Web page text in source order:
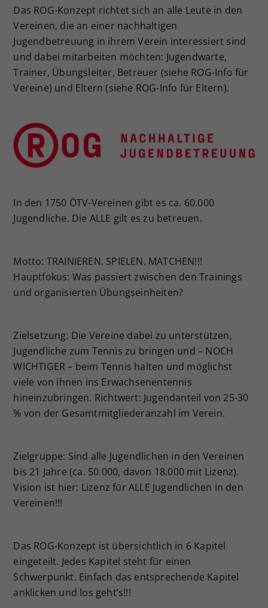
Das ROG-Konzept richtet sich an alle Leute in den
Vereinen, die an einer nachhaltigen
Jugendbetreuung in ihrem Verein interessiert sind
und dabei mitarbeiten möchten: Jugendwarte,
Trainer, Übungsleiter, Betreuer (siehe ROG-Info für
Vereine) und Eltern (siehe ROG-Info für Eltern).
In den 1750 ÖTV-Vereinen gibt es ca. 60.000
Jugendliche. Die ALLE gilt es zu betreuen.
Motto: TRAINIEREN. SPIELEN. MATCHEN!!!
Hauptfokus: Was passiert zwischen den Trainings
und organisierten Übungseinheiten?
Zielsetzung: Die Vereine dabei zu unterstützen,
Jugendliche zum Tennis zu bringen und – NOCH
WICHTIGER – beim Tennis halten und möglichst
viele von ihnen ins Erwachsenentennis
hineinzubringen. Richtwert: Jugendanteil von 25-30
% von der Gesamtmitgliederanzahl im Verein.
Zielgruppe: Sind alle Jugendlichen in den Vereinen
bis 21 Jahre (ca. 50.000, davon 18.000 mit Lizenz).
Vision ist hier: Lizenz für ALLE Jugendlichen in den
Vereinen!!!
Das ROG-Konzept ist übersichtlich in 6 Kapitel
eingeteilt. Jedes Kapitel steht für einen
Schwerpunkt. Einfach das entsprechende Kapitel
anklicken und los geht’s!!!
Zweck
Dieser Wert speichert Ihre Consent-
Einstellungen. Unter anderem eine
zufällig generierte ID, für die
historische Speicherung Ihrer
vorgenommen Einstellungen, falls der
Webseiten-Betreiber dies eingestellt
hat.